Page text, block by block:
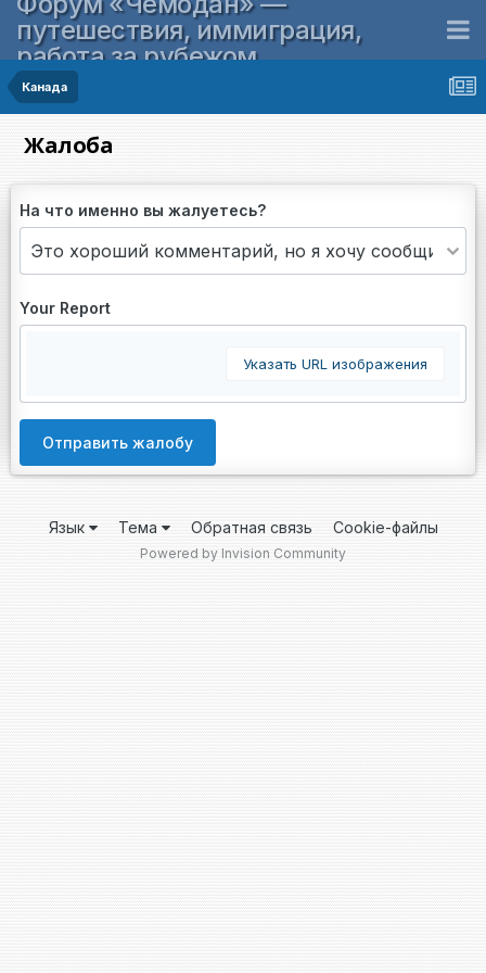
путешествия, иммиграция,
работа за рубежом
Канада
Жалоба
На что именно вы жалуетесь?
Your Report
Указать URL изображения
Отправить жалобу
Язык Тема Обратная связь Cookie-файлы
Powered by Invision Community